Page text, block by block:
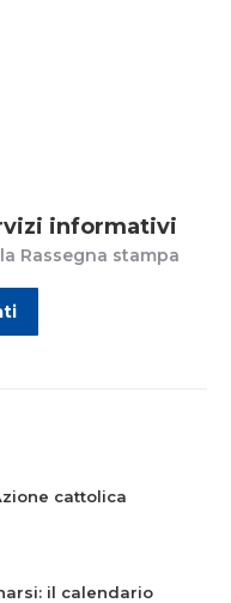
informativi
Rassegna stampa
cattolica
il calendario